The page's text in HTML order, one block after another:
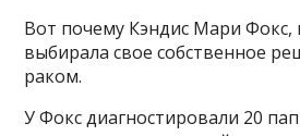
Вот почему Кэндис Мари Фокс,
выбирала свое собственное
раком.
У Фокс диагностировали 20